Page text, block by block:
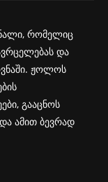
რომელიც
და
ჟოლოს
გააცნოს
ამით ბევრად